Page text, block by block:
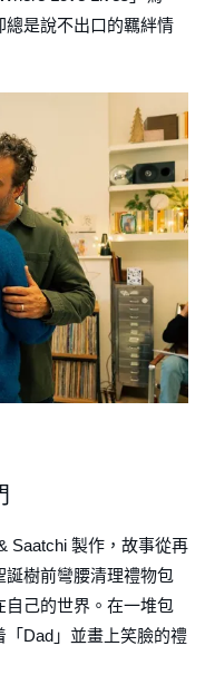
是說不出口的羈絆情
Saatchi 製作，故事從再
樹前彎腰清理禮物包
己的世界。在一堆包
Dad」並畫上笑臉的禮